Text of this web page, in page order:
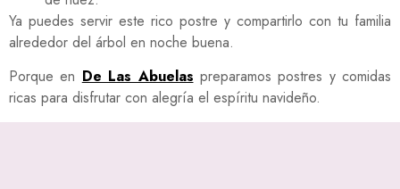
Ya puedes servir este rico postre y compartirlo con tu familia
alrededor del árbol en noche buena.
Porque en De Las Abuelas preparamos postres y comidas
ricas para disfrutar con alegría el espíritu navideño.